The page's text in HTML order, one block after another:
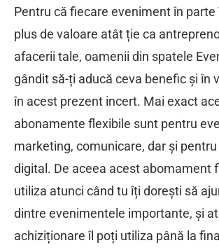
Pentru că fiecare eveniment în parte
plus de valoare atât ție ca
afacerii tale, oamenii din spatele
gândit să-ți aducă ceva benefic și în
în acest prezent incert. Mai exact
abonamente flexibile sunt pentru
marketing, comunicare, dar și
digital. De aceea acest abomament
utiliza atunci când tu îți dorești să
dintre evenimentele importante, și
achiziționare îl poți utiliza până la